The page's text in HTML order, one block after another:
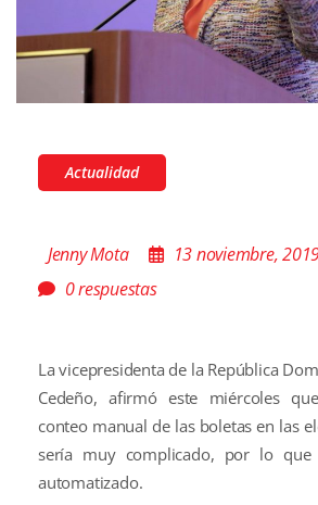
Actualidad
Jenny Mota
13 noviembre,
0 respuestas
La vicepresidenta de la República
Cedeño, afirmó este miércoles
conteo manual de las boletas en las
sería muy complicado, por lo
automatizado.